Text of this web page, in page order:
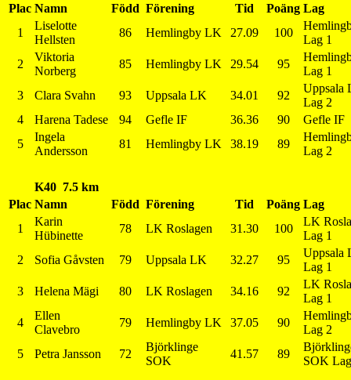
Plac Namn Född Förening Tid Poäng Lag
1
Liselotte
Hellsten
86 Hemlingby LK 27.09 100
Lag 1
2
Viktoria
Norberg
85 Hemlingby LK 29.54 95
Lag 1
3
Clara Svahn 93 Uppsala LK 34.01 92
Uppsala
Lag 2
4
Harena Tadese 94 Gefle IF 36.36 90
Gefle IF
5
Ingela
Andersson
81 Hemlingby LK 38.19 89
Lag 2
K40 7.5 km
Plac Namn Född Förening Tid Poäng Lag
1
Karin
Hübinette
78 LK Roslagen 31.30 100
LK
Lag 1
2
Sofia Gåvsten 79 Uppsala LK 32.27 95
Uppsala
Lag 1
3
Helena Mägi 80 LK Roslagen 34.16 92
LK
Lag 1
4
Ellen
Clavebro
79 Hemlingby LK 37.05 90
Lag 2
5
Petra Jansson 72
Björklinge
SOK
41.57 89
SOK